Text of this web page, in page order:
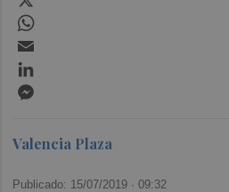
Valencia Plaza
Publicado: 15/07/2019 ·09:32